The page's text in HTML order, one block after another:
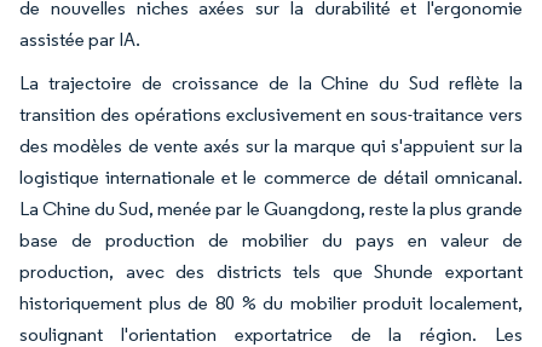
de nouvelles niches axées sur la durabilité et l'ergonomie
assistée par IA.
La trajectoire de croissance de la Chine du Sud reflète la
transition des opérations exclusivement en sous-traitance vers
des modèles de vente axés sur la marque qui s'appuient sur la
logistique internationale et le commerce de détail omnicanal.
La Chine du Sud, menée par le Guangdong, reste la plus grande
base de production de mobilier du pays en valeur de
production, avec des districts tels que Shunde exportant
historiquement plus de 80 % du mobilier produit localement,
soulignant l'orientation exportatrice de la région. Les